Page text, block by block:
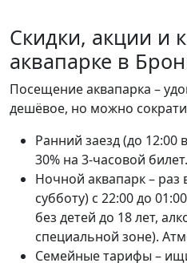
Скидки, акции и
аквапарке в
Посещение аквапарка –
дешёвое, но можно
Ранний заезд (до 12:00
30% на 3-часовой билет.
Ночной аквапарк –
субботу) с 22:00 до
без детей до 18 лет,
специальной зоне).
Семейные тарифы –